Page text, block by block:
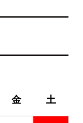
金 土